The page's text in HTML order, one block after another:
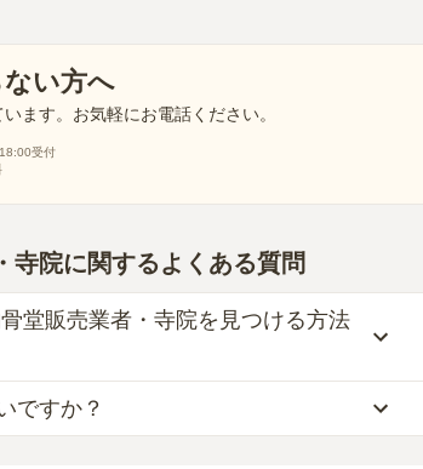
い方へ
ます。お気軽にお電話ください。
受付
寺院に関するよくある質問
堂販売業者・寺院を見つける方法
ことが大切です。
ですか？